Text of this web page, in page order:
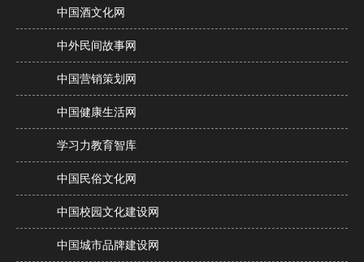
中国酒文化网
中外民间故事网
中国营销策划网
中国健康生活网
学习力教育智库
中国民俗文化网
中国校园文化建设网
中国城市品牌建设网